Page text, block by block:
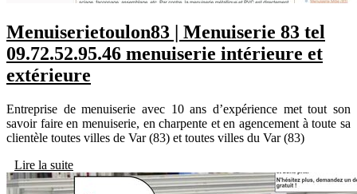
Menuiserietou­lon83 | Menuiserie 83 tel
09.72.52.95.46 menuiserie intérieure et
extérieure
Entreprise de menuiserie avec 10 ans d’expérience met tout son
savoir faire en menuiserie, en charpente et en agencement à toute sa
clientèle toutes villes de Var (83) et toutes villes du Var (83)
Lire la suite